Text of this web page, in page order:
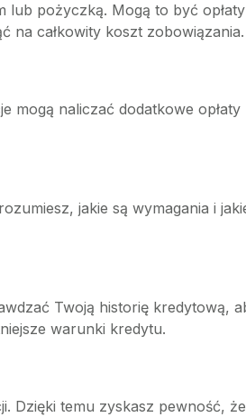
lub pożyczką. Mogą to być opłaty
na całkowity koszt zobowiązania.
mogą naliczać dodatkowe opłaty
jakie są wymagania i
Twoją historię kredytową,
warunki kredytu.
Dzięki temu zyskasz pewność, że